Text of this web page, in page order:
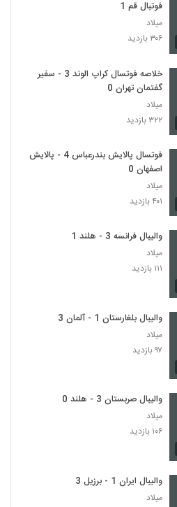
فوتبال قم 1
میلاد
۳۰۶ بازدید
خلاصه فوتسال کراپ الوند 3 - سفیر
گفتمان تهران 0
میلاد
۳۲۲ بازدید
فوتسال پالایش بندرعباس 4 - پالایش
اصفهان 0
میلاد
۴۰۱ بازدید
والیبال فرانسه 3 - هلند 1
میلاد
۱۱۱ بازدید
والیبال بلغارستان 1 - آلمان 3
میلاد
۹۷ بازدید
والیبال صربستان 3 - هلند 0
میلاد
۱۰۶ بازدید
والیبال ایران 1 - برزیل 3
میلاد